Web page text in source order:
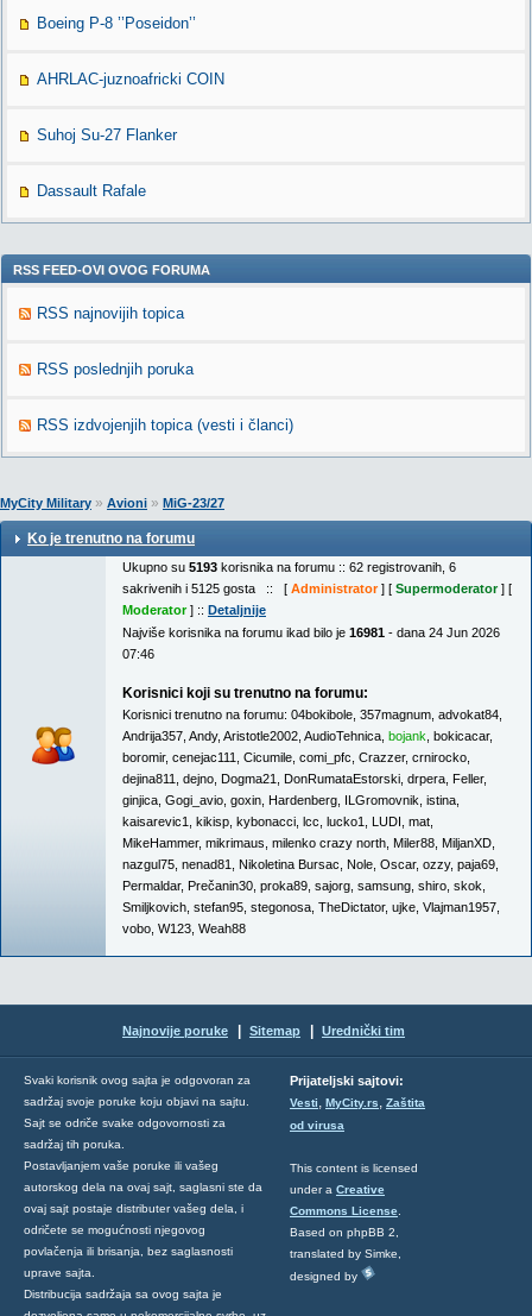
Boeing P-8 ’’Poseidon’’
AHRLAC-juznoafricki COIN
Suhoj Su-27 Flanker
Dassault Rafale
RSS FEED-OVI OVOG FORUMA
RSS najnovijih topica
RSS poslednjih poruka
RSS izdvojenjih topica (vesti i članci)
MyCity Military » Avioni » MiG-23/27
Ko je trenutno na forumu
Ukupno su 5193 korisnika na forumu :: 62 registrovanih, 6
sakrivenih i 5125 gosta :: [ Administrator] [ Supermoderator] [
Moderator] :: Detaljnije
Najviše korisnika na forumu ikad bilo je 16981 - dana 24 Jun 2026
07:46
Korisnici koji su trenutno na forumu:
Korisnici trenutno na forumu: 04bokibole 357magnum advokat84
Andrija357 Andy, Aristotle2002 AudioTehnica bojank bokicacar,
boromir, cenejac111 Cicumile comi_pfc Crazzer, crnirocko
dejina811
dejno Dogma21 DonRumataEstorski drpera Feller,
ginjica Gogi_avio goxin Hardenberg ILGromovnik istina
kaisarevic1
kikisp kybonacci lcc lucko1 LUDI mat
MikeHammer, mikrimaus milenko crazy north Miler88 MiljanXD
nazgul75 nenad81 Nikoletina Bursac Nole Oscar, ozzy, paja69
Permaldar, Prečanin30 proka89 sajorg samsung shiro skok
Smiljkovich stefan95 stegonosa TheDictator, ujke Vlajman1957
vobo W123 Weah88
Najnovije poruke Sitemap Urednički tim
Svaki korisnik ovog sajta je odgovoran za
sadržaj svoje poruke koju objavi na sajtu.
Sajt se odriče svake odgovornosti za
sadržaj tih poruka.
Postavljanjem vaše poruke ili vašeg
autorskog dela na ovaj sajt, saglasni ste da
ovaj sajt postaje distributer vašeg dela, i
odričete se mogućnosti njegovog
povlačenja ili brisanja, bez saglasnosti
uprave sajta.
Distribucija sadržaja sa ovog sajta je
Prijateljski sajtovi:
Vesti, MyCity.rs, Zaštita
od virusa
This content is licensed
under a Creative
Commons License
Based on phpBB 2,
translated by Simke,
designed by